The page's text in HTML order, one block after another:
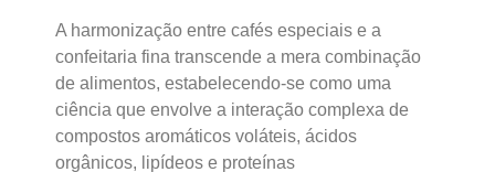
A harmonização entre cafés especiais e a
confeitaria fina transcende a mera combinação
de alimentos, estabelecendo-se como uma
ciência que envolve a interação complexa de
compostos aromáticos voláteis, ácidos
orgânicos, lipídeos e proteínas